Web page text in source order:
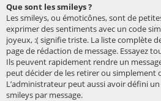
Que sont les smileys ?
Les smileys, ou émoticônes, sont de
exprimer des sentiments avec un code
joyeux, :( signifie triste. La liste complète
page de rédaction de message. Essayez
Ils peuvent rapidement rendre un
peut décider de les retirer ou simplement
L’administrateur peut aussi avoir défini
smileys par message.